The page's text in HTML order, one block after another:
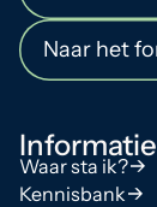
Naar het
Informatie
Waar sta ik?
Kennisbank